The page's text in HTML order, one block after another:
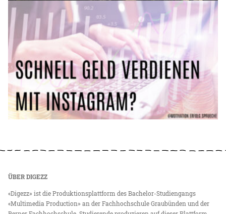
ÜBER DIGEZZ
«Digezz» ist die Produktionsplattform des Bachelor-Studiengangs
«Multimedia Production» an der Fachhochschule Graubünden und der